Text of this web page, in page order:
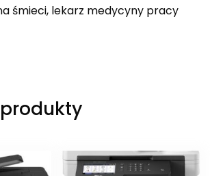
śmieci, lekarz medycyny pracy